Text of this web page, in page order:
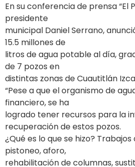
En su conferencia de prensa “El
presidente
municipal Daniel Serrano,
15.5 millones de
litros de agua potable al día,
de 7 pozos en
distintas zonas de Cuautitlán
“Pese a que el organismo de
financiero, se ha
logrado tener recursos para la
recuperación de estos pozos.
¿Qué es lo que se hizo?
pistoneo, aforo,
rehabilitación de columnas,